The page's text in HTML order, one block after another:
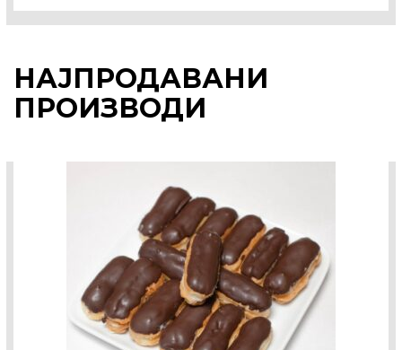
НАЈПРОДАВАНИ
ПРОИЗВОДИ